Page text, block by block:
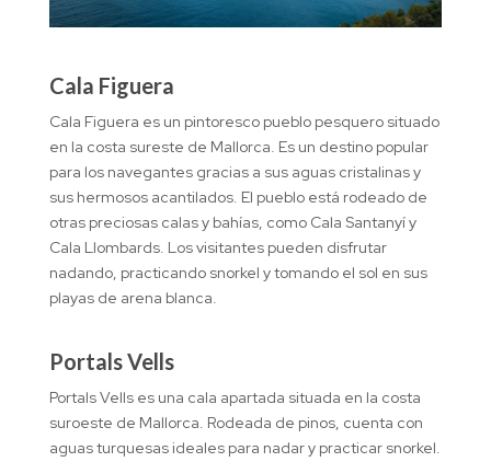
Cala Figuera
Cala Figuera es un pintoresco pueblo pesquero situado
en la costa sureste de Mallorca. Es un destino popular
para los navegantes gracias a sus aguas cristalinas y
sus hermosos acantilados. El pueblo está rodeado de
otras preciosas calas y bahías, como Cala Santanyí y
Cala Llombards. Los visitantes pueden disfrutar
nadando, practicando snorkel y tomando el sol en sus
playas de arena blanca.
Portals Vells
Portals Vells es una cala apartada situada en la costa
suroeste de Mallorca. Rodeada de pinos, cuenta con
aguas turquesas ideales para nadar y practicar snorkel.